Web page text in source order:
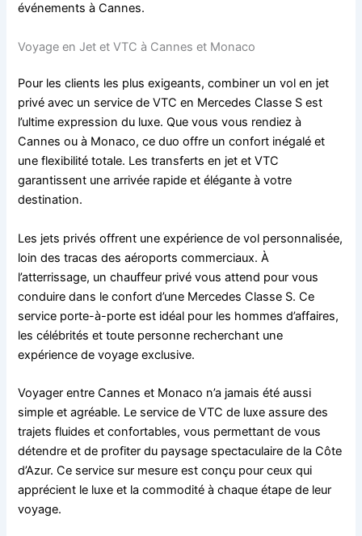
événements à Cannes.
Voyage en Jet et VTC à Cannes et Monaco
Pour les clients les plus exigeants, combiner un vol en jet
privé avec un service de VTC en Mercedes Classe S est
l’ultime expression du luxe. Que vous vous rendiez à
Cannes ou à Monaco, ce duo offre un confort inégalé et
une flexibilité totale. Les transferts en jet et VTC
garantissent une arrivée rapide et élégante à votre
destination.
Les jets privés offrent une expérience de vol personnalisée,
loin des tracas des aéroports commerciaux. À
l’atterrissage, un chauffeur privé vous attend pour vous
conduire dans le confort d’une Mercedes Classe S. Ce
service porte-à-porte est idéal pour les hommes d’affaires,
les célébrités et toute personne recherchant une
expérience de voyage exclusive.
Voyager entre Cannes et Monaco n’a jamais été aussi
simple et agréable. Le service de VTC de luxe assure des
trajets fluides et confortables, vous permettant de vous
détendre et de profiter du paysage spectaculaire de la Côte
d’Azur. Ce service sur mesure est conçu pour ceux qui
apprécient le luxe et la commodité à chaque étape de leur
voyage.